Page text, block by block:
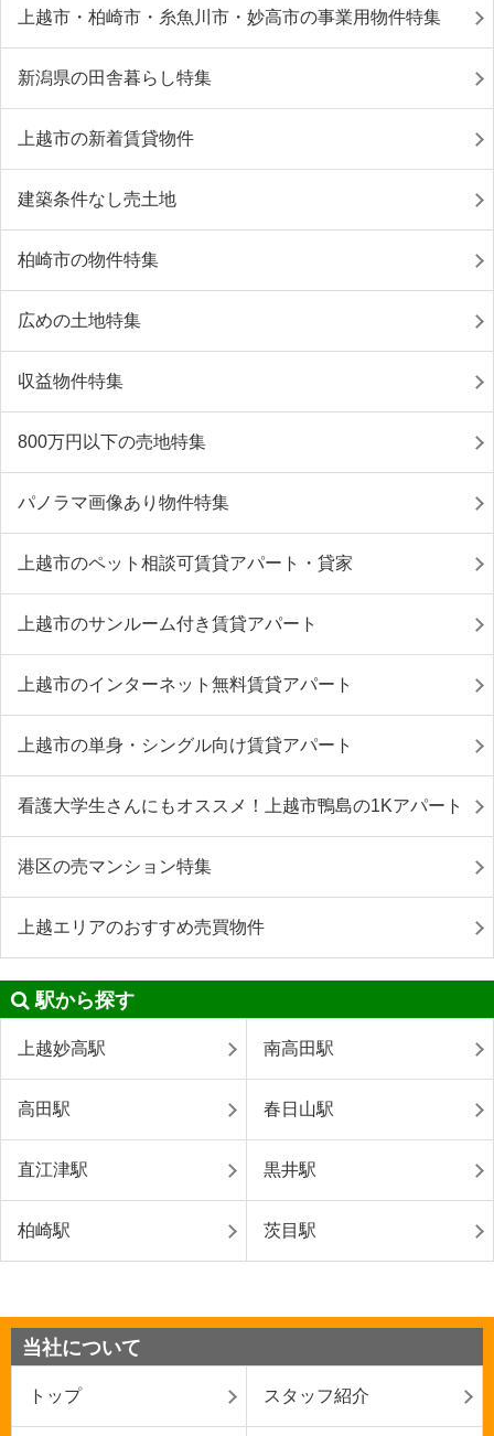
上越市・柏崎市・糸魚川市・妙高市の事業用物件特集
新潟県の田舎暮らし特集
上越市の新着賃貸物件
建築条件なし売土地
柏崎市の物件特集
広めの土地特集
収益物件特集
800万円以下の売地特集
パノラマ画像あり物件特集
上越市のペット相談可賃貸アパート・貸家
上越市のサンルーム付き賃貸アパート
上越市のインターネット無料賃貸アパート
上越市の単身・シングル向け賃貸アパート
看護大学生さんにもオススメ！上越市鴨島の1Kアパート
港区の売マンション特集
上越エリアのおすすめ売買物件
駅から探す
上越妙高駅 南高田駅
高田駅 春日山駅
直江津駅 黒井駅
柏崎駅 茨目駅
当社について
トップ スタッフ紹介